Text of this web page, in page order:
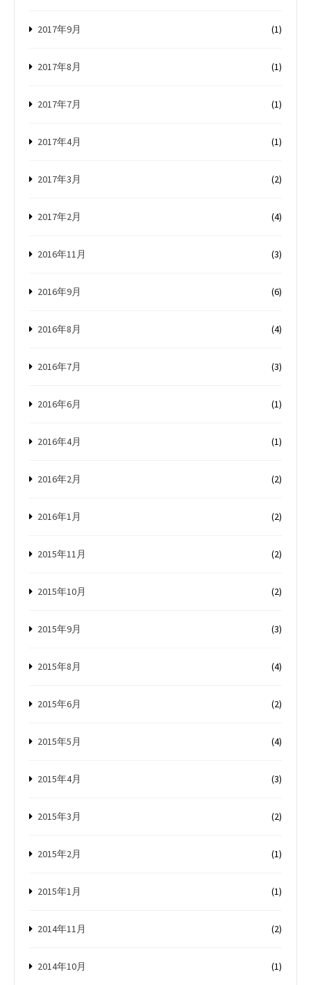
2017年9月 (1)
2017年8月 (1)
2017年7月 (1)
2017年4月 (1)
2017年3月 (2)
2017年2月 (4)
2016年11月 (3)
2016年9月 (6)
2016年8月 (4)
2016年7月 (3)
2016年6月 (1)
2016年4月 (1)
2016年2月 (2)
2016年1月 (2)
2015年11月 (2)
2015年10月 (2)
2015年9月 (3)
2015年8月 (4)
2015年6月 (2)
2015年5月 (4)
2015年4月 (3)
2015年3月 (2)
2015年2月 (1)
2015年1月 (1)
2014年11月 (2)
2014年10月 (1)